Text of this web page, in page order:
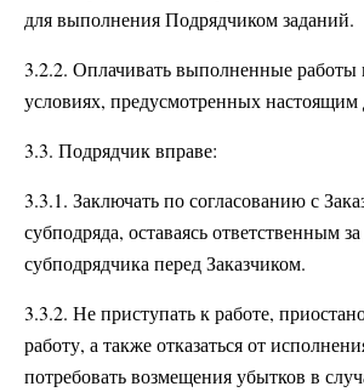
для выполнения Подрядчиком заданий.
3.2.2. Оплачивать выполненные работы
условиях, предусмотренных настоящим
3.3. Подрядчик вправе:
3.3.1. Заключать по согласованию с
субподряда, оставаясь ответственным
субподрядчика перед Заказчиком.
3.3.2. Не приступать к работе,
работу, а также отказаться от
потребовать возмещения убытков в